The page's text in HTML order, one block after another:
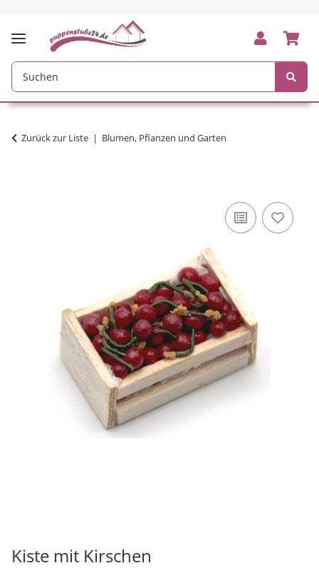
Zurück zur Liste Blumen, Pflanzen und Garten
Kiste mit Kirschen